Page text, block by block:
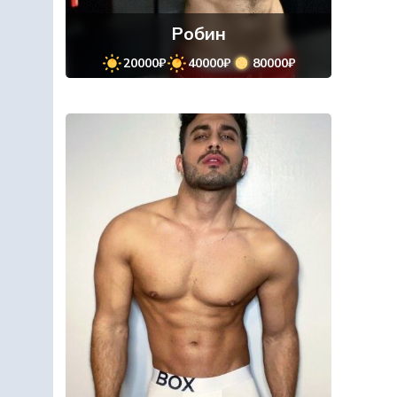
Робин
20000₽ 40000₽ 80000₽